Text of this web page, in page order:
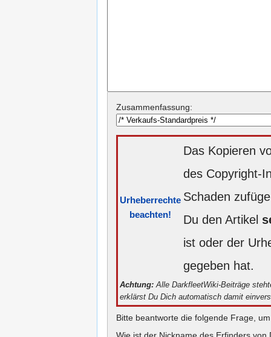
Zusammenfassung:
Urheberrechte
beachten!
Das Kopieren
des Copyright-
Schaden
Du den Artikel
ist oder der
gegeben hat.
Achtung: Alle DarkfleetWiki-Beiträge
erklärst Du Dich automatisch damit
Bitte beantworte die folgende Frage,